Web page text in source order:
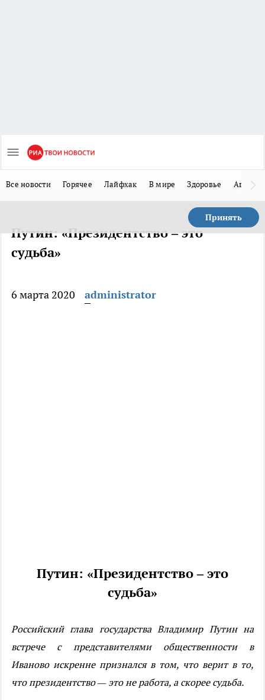
Все новости Горячее Лайфхак В мире Здоровье Авто
Принять
Путин: «Президентство – это
судьба»
6 марта 2020 administrator
Путин: «Президентство – это
судьба»
Российский глава государства Владимир Путин на
встрече с представителями общественности в
Иваново искренне признался в том, что верит в то,
что президентство — это не работа, а скорее судьба.